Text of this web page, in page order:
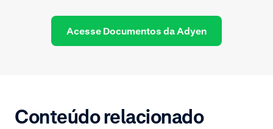
Acesse Documentos da Adyen
Conteúdo relacionado